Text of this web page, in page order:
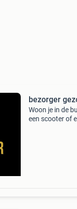
bezorger
Woon je in de
een scooter of